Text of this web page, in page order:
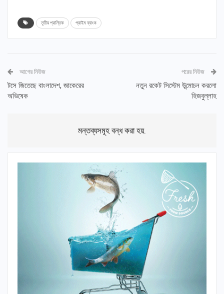
তৃতীয় প্রান্তিক প্রাইম ব্যাংক
আগের নিউজ
টসে জিতেছে বাংলাদেশ, জাকেরের
অভিষেক
পরের নিউজ
নতুন রকেট সিস্টেম উন্মোচন করলো
হিজবুল্লাহ
মন্তব্যসমূহ বন্ধ করা হয়.